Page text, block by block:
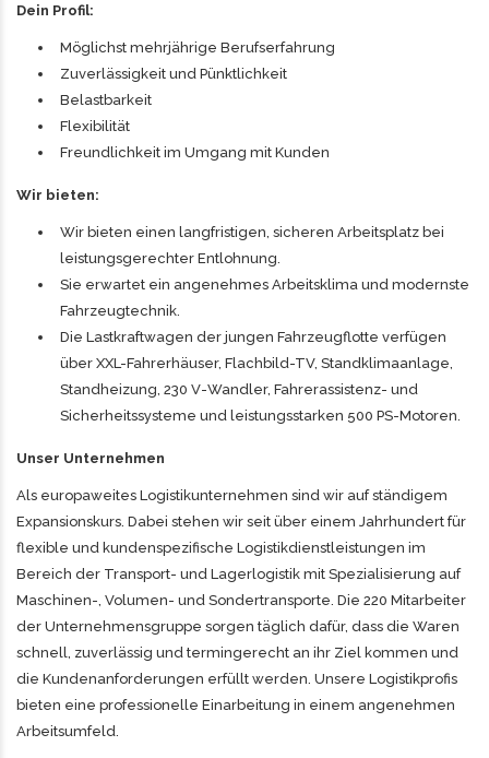
Dein Profil:
Möglichst mehrjährige Berufserfahrung
Zuverlässigkeit und Pünktlichkeit
Belastbarkeit
Flexibilität
Freundlichkeit im Umgang mit Kunden
Wir bieten:
Wir bieten einen langfristigen, sicheren Arbeitsplatz bei
leistungsgerechter Entlohnung.
Sie erwartet ein angenehmes Arbeitsklima und modernste
Fahrzeugtechnik.
Die Lastkraftwagen der jungen Fahrzeugflotte verfügen
über XXL-Fahrerhäuser, Flachbild-TV, Standklimaanlage,
Standheizung, 230 V-Wandler, Fahrerassistenz- und
Sicherheitssysteme und leistungsstarken 500 PS-Motoren.
Unser Unternehmen
Als europaweites Logistikunternehmen sind wir auf ständigem
Expansionskurs. Dabei stehen wir seit über einem Jahrhundert für
flexible und kundenspezifische Logistikdienstleistungen im
Bereich der Transport- und Lagerlogistik mit Spezialisierung auf
Maschinen-, Volumen- und Sondertransporte. Die 220 Mitarbeiter
der Unternehmensgruppe sorgen täglich dafür, dass die Waren
schnell, zuverlässig und termingerecht an ihr Ziel kommen und
die Kundenanforderungen erfüllt werden. Unsere Logistikprofis
bieten eine professionelle Einarbeitung in einem angenehmen
Arbeitsumfeld.